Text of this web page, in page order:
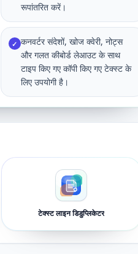
रूपांतरित करें।
✓ कनवर्टर संदेशों, खोज क्वेरी, नोट्स
और गलत कीबोर्ड लेआउट के साथ
टाइप किए गए कॉपी किए गए टेक्स्ट के
लिए उपयोगी है।
टेक्स्ट लाइन डिडुप्लिकेटर